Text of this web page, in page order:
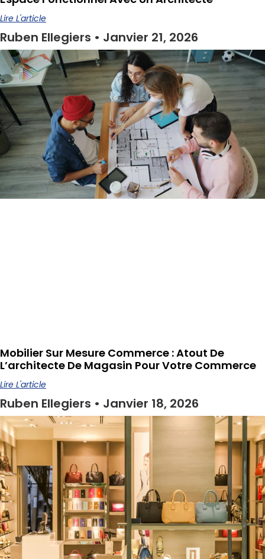
Lire L'article
Ruben Ellegiers Janvier 21, 2026
Mobilier Sur Mesure Commerce : Atout De
L’architecte De Magasin Pour Votre Commerce
Lire L'article
Ruben Ellegiers Janvier 18, 2026